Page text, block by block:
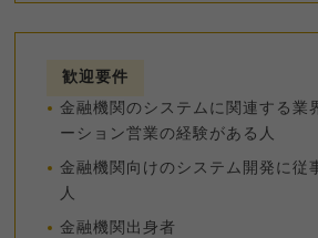
歓迎要件
金融機関のシステムに関連する業
ーション営業の経験がある人
金融機関向けのシステム開発に従
人
金融機関出身者